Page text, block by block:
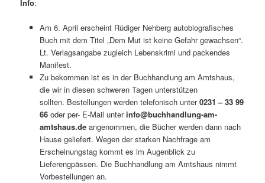
Info:
Am 6. April erscheint Rüdiger Nehberg autobiografisches
Buch mit dem Titel „Dem Mut ist keine Gefahr gewachsen“.
Lt. Verlagsangabe zugleich Lebenskrimi und packendes
Manifest.
Zu bekommen ist es in der Buchhandlung am Amtshaus,
die wir in diesen schweren Tagen unterstützen
sollten. Bestellungen werden telefonisch unter0231– 33 99
66oder per- E-Mail unterinfo@buchhandlung-am-
amtshaus.deangenommen, die Bücher werden dann nach
Hause geliefert. Wegen der starken Nachfrage am
Erscheinungstag kommt es im Augenblick zu
Lieferengpässen. Die Buchhandlung am Amtshaus nimmt
Vorbestellungen an.